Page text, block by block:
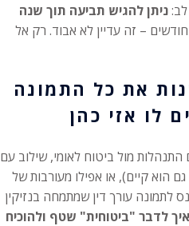
ניתן להגיש תביעה תוך שנה
– זה עדיין לא אבוד. רק אל
את כל התמונה
לו אזי כהן
מול ביטוח לאומי, שילוב עם
הוא קיים), או אפילו מעורבות של
לתמונה עורך דין שמתמחה בנזיקין
לדבר "ביטוחית" שטף ולהוכיח